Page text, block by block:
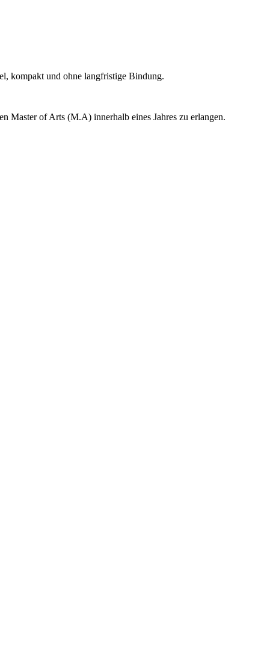
kompakt und ohne langfristige Bindung.
Master of Arts (M.A) innerhalb eines Jahres zu erlangen.